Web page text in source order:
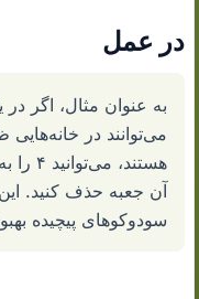
در عمل
آن جعبه حذف کنید.
سودوکوهای پیچیده